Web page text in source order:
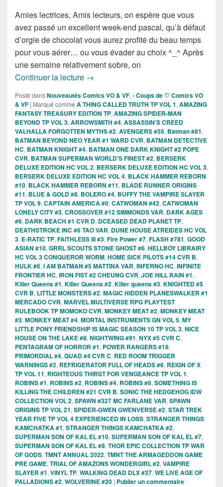
Amies lectrices, Amis lecteurs, on espère que vous
avez passé un excellent week-end pascal, qu’à défaut
d’orgie de chocolat vous aurez profité du beau temps
pour vous aérer… ou vous évader au choix ^_^ Après
une semaine relativement sobre, on
Continuer la lecture Sorties des Comics VO de la semaine
→
Posté dansNouveautés Comics VO & VF, › Coups de ♡ Comics VO
& VF | Marqué comme A THING CALLED TRUTH TP VOL 1, AMAZING
FANTASY TREASURY EDITION TP, AMAZING SPIDER-MAN
BEYOND TP VOL 3, ARROWSMITH #4, ASSASSIN'S CREED
VALHALLA FORGOTTEN MYTHS #2, AVENGERS #55, Batman #81,
BATMAN BEYOND NEO YEAR #1 WARD CVR, BATMAN DETECTIVE
HC, BATMAN KNIGHT #4, BATMAN ONE DARK KNIGHT #2 POPE
CVR, BATMAN SUPERMAN WORLD'S FINEST #2, BERSERK
DELUXE EDITION HC VOL 2, BERSERK DELUXE EDITION HC VOL 3,
BERSERK DELUXE EDITION HC VOL 4, BLACK HAMMER REBORN
#10, BLACK HAMMER REBORN #11, BLADE RUNNER ORIGINS
#11, BLUE & GOLD #8, BOLERO #4, BUFFY THE VAMPIRE SLAYER
TP VOL 9, CAPTAIN AMERICA #0, CATWOMAN #42, CATWOMAN
LONELY CITY #3, CROSSOVER #12 SIMMONDS VAR, DARK AGES
#6, DARK BEACH #1 CVR D, DCEASED DEAD PLANET TP,
DEATHSTROKE INC #6 TAO VAR, DUNE HOUSE ATREIDES HC VOL
3, E-RATIC TP, FAITHLESS III #3, Fire Power #7, FLASH #781, GOOD
ASIAN #10, GRRL SCOUTS STONE GHOST #6, HELLBOY LIBRAIRY
HC VOL 3 CONQUEROR WORM, HOME SICK PILOTS #14 CVR B,
HULK #6, I AM BATMAN #5 MATTINA VAR, INFERNO HC, INFINITE
FRONTIER HC, IRON FIST #2 CHEUNG CVR, JOE HILL RAIN #1,
Killer Queens #1, Killer Queens #2, Killer queens #3, KNIGHTED #5
CVR B, LITTLE MONSTERS #2, MAGIC HIDDEN PLANESWALKER #1
MERCADO CVR, MARVEL MULTIVERSE RPG PLAYTEST
RULEBOOK TP MOMOKO CVR, MONKEY MEAT #2, MONKEY MEAT
#3, MONKEY MEAT #4, MORTAL INSTRUMENTS GN VOL 5, MY
LITTLE PONY FRIENDSHIP IS MAGIC SEASON 10 TP VOL 3, NICE
HOUSE ON THE LAKE #8, NIGHTWING #91, NYX #5 CVR C,
PENTAGRAM OF HORROR #1, POWER RANGERS #18,
PRIMORDIAL #4, QUAD #4 CVR C, RED ROOM TRIGGER
WARNINGS #2, REFRIGERATOR FULL OF HEADS #6, REIGN OF X
TP VOL 11, RIGHTEOUS THIRST FOR VENGEANCE TP VOL 1,
ROBINS #1, ROBINS #2, ROBINS #4, ROBINS #6, SOMETHING IS
KILLING THE CHILDREN #21 CVR B, SONIC THE HEDGEHOG IDW
COLLECTION VOL 2, SPAWN #327 MC FARLANE VAR, SPAWN
ORIGINS TP VOL 21, SPIDER-GWEN GWENVERSE #2, STAR TREK
YEAR FIVE TP VOL 4 EXPERIENCED IN LOSS, STRANGER THINGS
KAMCHATKA #1, STRANGER THINGS KAMCHATKA #2,
SUPERMAN SON OF KAL EL #10, SUPERMAN SON OF KAL EL #7,
SUPERMAN SON OF KAL EL #8, THOR EPIC COLLECTION TP WAR
OF GODS, TMNT ANNUAL 2022, TMNT THE ARMAGEDDON GAME
PRE GAME, TRIAL OF AMAZONS WONDERGIRL #2, VAMPIRE
SLAYER #1, VINYL TP, WALKING DEAD DLX #37, WE LIVE AGE OF
PALLADIONS #2, WOLVERINE #20 | Publier un commentaire